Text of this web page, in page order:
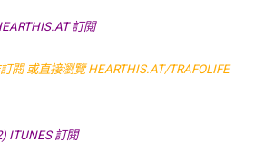
訂閱
閱 或直接瀏覽HEARTHIS.AT/TRAFOLIFE
ITUNES 訂閱